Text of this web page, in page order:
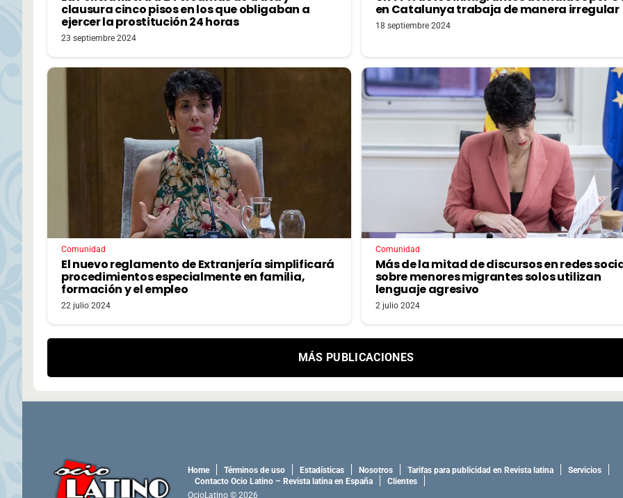
clausura cinco pisos en los que obligaban a
ejercer la prostitución 24 horas
23 septiembre 2024
en Catalunya trabaja de manera irregular
18 septiembre 2024
Comunidad
El nuevo reglamento de Extranjería simplificará
procedimientos especialmente en familia,
formación y el empleo
22 julio 2024
Comunidad
Más de la mitad de discursos en redes
sobre menores migrantes solos utilizan
lenguaje agresivo
2 julio 2024
MÁS PUBLICACIONES
Home Términos de uso Estadísticas Nosotros Tarifas para publicidad en Revista latina
Servicios
Contacto Ocio Latino – Revista latina en España
Clientes
OcioLatino © 2026